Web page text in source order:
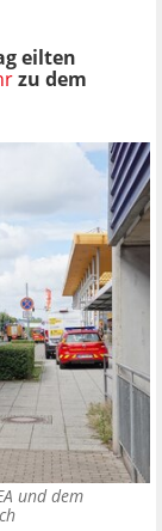
eilten
zu dem
und dem